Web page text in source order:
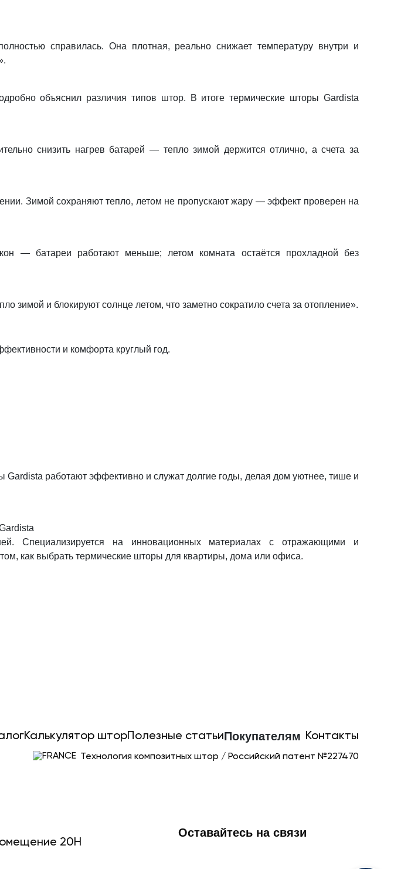
справилась. Она плотная, реально снижает температуру внутри и
объяснил различия типов штор. В итоге термические шторы Gardista
снизить нагрев батарей — тепло зимой держится отлично, а счета за
Зимой сохраняют тепло, летом не пропускают жару — эффект проверен на
— батареи работают меньше; летом комната остаётся прохладной без
и блокируют солнце летом, что заметно сократило счета за отопление».
и комфорта круглый год.
работают эффективно и служат долгие годы, делая дом уютнее, тише и
Специализируется на инновационных материалах с отражающими и
как выбрать термические шторы для квартиры, дома или офиса.
Калькулятор шторПолезные статьиПокупателям Контакты
Технология композитных штор / Российский патент №227470
20Н
Оставайтесь на связи